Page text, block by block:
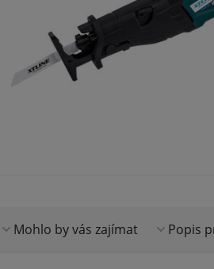
Mohlo by vás zajímat Popis